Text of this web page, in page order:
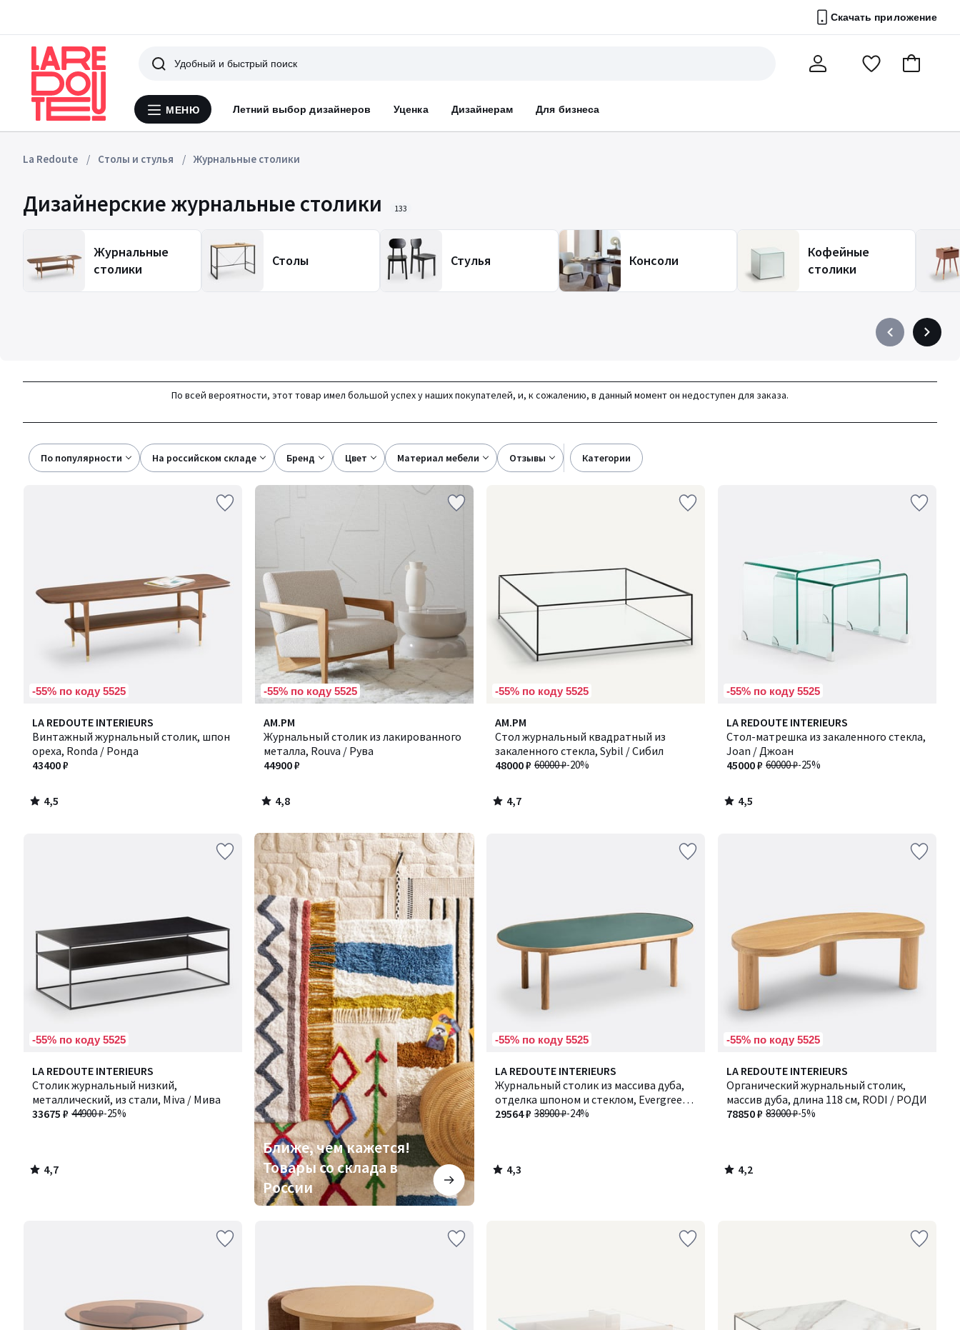
Скачать приложение
Меню
МЕНЮ Летний выбор дизайнеров Уценка Дизайнерам Для бизнеса
Поиск
ПерейтиВ
La Redoute Столы и стулья Журнальные столики
Дизайнерские журнальные столики 133
Журнальные
столики
Столы Стулья Консоли
Кофейные
столики
Précédent
à
Suivant
à
По всей вероятности, этот товар имел большой успех у наших покупателей, и, к сожалению, в данный момент он недоступен для заказа.
По популярности на российском складе бренд цвет материал мебели отзывы категории
-55% по коду 5525
LA REDOUTE INTERIEURS
Винтажный журнальный столик, шпон
ореха, Ronda / Ронда
43400 ₽
4,5
/ 5
4,5
/
-55% по коду 5525
AM.PM
Журнальный столик из лакированного
металла, Rouva / Рува
44900 ₽
4,8
/ 5
4,8
/
-55% по коду 5525
AM.PM
Стол журнальный квадратный из
закаленного стекла, Sybil / Сибил
60000 ₽-20%
48000 ₽
4,7
/ 5
4,7
/
-55% по коду 5525
LA REDOUTE INTERIEURS
Стол-матрешка из закаленного стекла,
Joan / Джоан
60000 ₽-25%
45000 ₽
4,5
/ 5
4,5
/
-55% по коду 5525
LA REDOUTE INTERIEURS
Столик журнальный низкий,
металлический, из стали, Miva / Мива
44900 ₽-25%
33675 ₽
4,7
/ 5
4,7
/
Ближе, чем кажется!
Товары со склада в
России
Ближе,
чем
кажется!
Товары
со
склада
в
России
-55% по коду 5525
LA REDOUTE INTERIEURS
Журнальный столик из массива дуба,
отделка шпоном и стеклом, Evergreen /
Эвергрин38900 ₽-24%
29564 ₽
4,3
/ 5
4,3
/
-55% по коду 5525
LA REDOUTE INTERIEURS
Органический журнальный столик,
массив дуба, длина 118 см, RODI / РОДИ
83000 ₽-5%
78850 ₽
4,2
/ 5
4,2
/